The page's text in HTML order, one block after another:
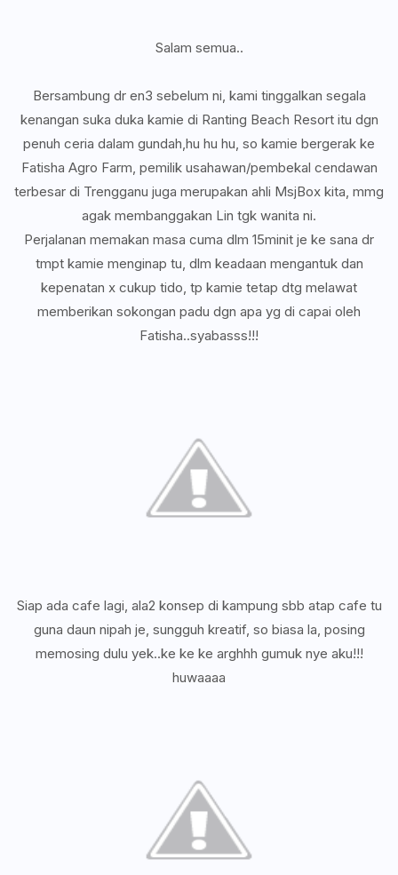
Salam semua..
Bersambung dr en3 sebelum ni, kami tinggalkan segala
kenangan suka duka kamie di Ranting Beach Resort itu dgn
penuh ceria dalam gundah,hu hu hu, so kamie bergerak ke
Fatisha Agro Farm, pemilik usahawan/pembekal cendawan
terbesar di Trengganu juga merupakan ahli MsjBox kita, mmg
agak membanggakan Lin tgk wanita ni.
Perjalanan memakan masa cuma dlm 15minit je ke sana dr
tmpt kamie menginap tu, dlm keadaan mengantuk dan
kepenatan x cukup tido, tp kamie tetap dtg melawat
memberikan sokongan padu dgn apa yg di capai oleh
Fatisha..syabasss!!!
Siap ada cafe lagi, ala2 konsep di kampung sbb atap cafe tu
guna daun nipah je, sungguh kreatif, so biasa la, posing
memosing dulu yek..ke ke ke arghhh gumuk nye aku!!!
huwaaaa